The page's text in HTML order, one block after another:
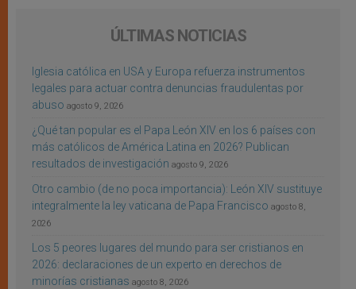
ÚLTIMAS NOTICIAS
Iglesia católica en USA y Europa refuerza instrumentos
legales para actuar contra denuncias fraudulentas por
abuso agosto 9, 2026
¿Qué tan popular es el Papa León XIV en los 6 países con
más católicos de América Latina en 2026? Publican
resultados de investigación agosto 9, 2026
Otro cambio (de no poca importancia): León XIV sustituye
integralmente la ley vaticana de Papa Francisco agosto 8,
2026
Los 5 peores lugares del mundo para ser cristianos en
2026: declaraciones de un experto en derechos de
minorías cristianas agosto 8, 2026